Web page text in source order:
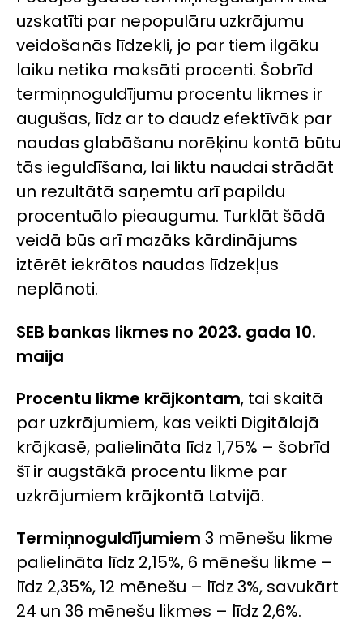
uzskatīti par nepopulāru uzkrājumu
veidošanās līdzekli, jo par tiem ilgāku
laiku netika maksāti procenti. Šobrīd
termiņnoguldījumu procentu likmes ir
augušas, līdz ar to daudz efektīvāk par
naudas glabāšanu norēķinu kontā būtu
tās ieguldīšana, lai liktu naudai strādāt
un rezultātā saņemtu arī papildu
procentuālo pieaugumu. Turklāt šādā
veidā būs arī mazāks kārdinājums
iztērēt iekrātos naudas līdzekļus
neplānoti.
SEB bankas likmes no 2023. gada 10.
maija
Procentu likme krājkontam, tai skaitā
par uzkrājumiem, kas veikti Digitālajā
krājkasē, palielināta līdz 1,75% – šobrīd
šī ir augstākā procentu likme par
uzkrājumiem krājkontā Latvijā.
Termiņnoguldījumiem 3 mēnešu likme
palielināta līdz 2,15%, 6 mēnešu likme –
līdz 2,35%, 12 mēnešu – līdz 3%, savukārt
24 un 36 mēnešu likmes – līdz 2,6%.